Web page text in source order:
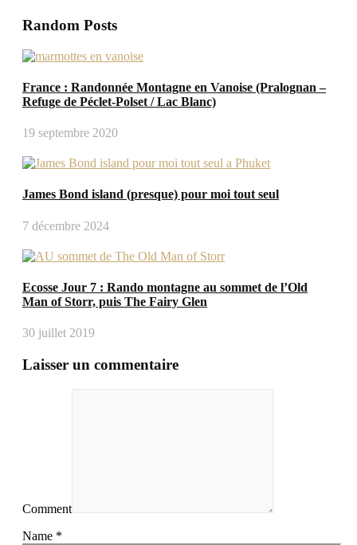
Random Posts
France : Randonnée Montagne en Vanoise (Pralognan –
Refuge de Péclet-Polset / Lac Blanc)
19 septembre 2020
James Bond island (presque) pour moi tout seul
7 décembre 2024
Ecosse Jour 7 : Rando montagne au sommet de l’Old
Man of Storr, puis The Fairy Glen
30 juillet 2019
Laisser un commentaire
Comment
Name *